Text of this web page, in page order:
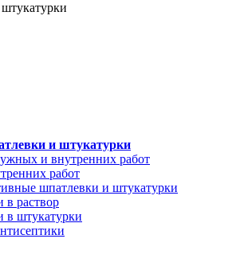
и штукатурки
и внутренних работ
работ
шпатлевки и штукатурки
в раствор
в штукатурки